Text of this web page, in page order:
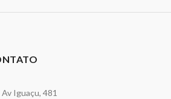
Av Iguaçu, 481